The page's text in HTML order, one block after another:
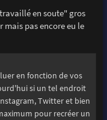
en soute" gros
pas encore eu le
en fonction de vos
si un tel endroit
Twitter et bien
pour recréer un